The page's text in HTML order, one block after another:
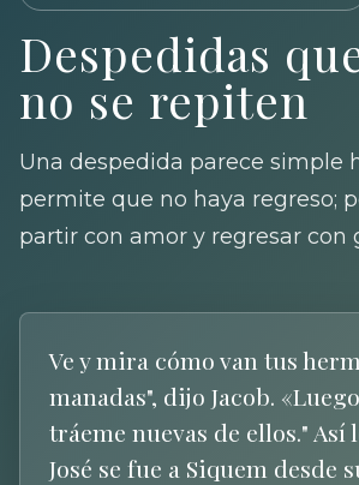
Despedidas
no se repiten
Una despedida parece simple
permite que no haya regreso;
partir con amor y regresar con
Ve y mira cómo van tus
manadas", dijo Jacob.
tráeme nuevas de ellos." Así
José se fue a Siquem desde